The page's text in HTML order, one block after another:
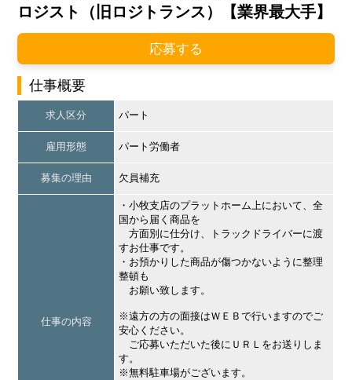
ロジスト（旧ロジトランス）【業界最大手】
応募する
仕事概要
求人区分 パート
雇用形態 パート労働者
募集の理由 欠員補充
仕事の内容
・小牧支店のプラットホーム上において、全
国から届く商品を
方面別に仕分け、トラックドライバーに渡
すお仕事です。
・お預かりした商品が傷つかないように整理
整頓も
お願い致します。
※遠方の方の面接はＷＥＢで行いますのでご
安心ください。
ご応募いただいた後にＵＲＬをお送りしま
す。
※無料駐車場がございます。